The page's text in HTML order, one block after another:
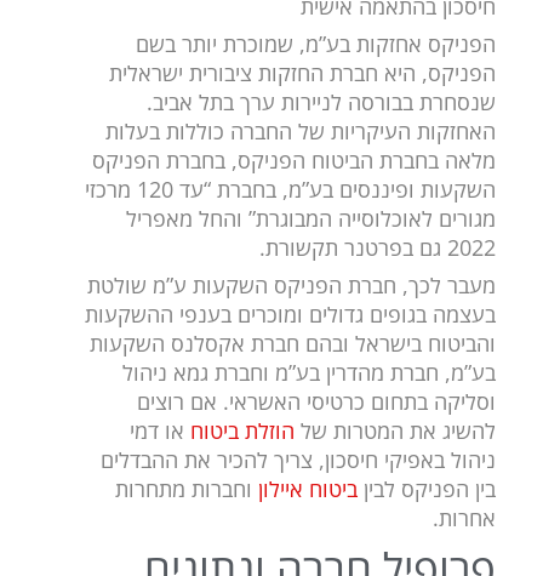
חיסכון בהתאמה אישית
הפניקס אחזקות בע”מ, שמוכרת יותר בשם
הפניקס, היא חברת החזקות ציבורית ישראלית
שנסחרת בבורסה לניירות ערך בתל אביב.
האחזקות העיקריות של החברה כוללות בעלות
מלאה בחברת הביטוח הפניקס, בחברת הפניקס
השקעות ופיננסים בע”מ, בחברת “עד 120 מרכזי
מגורים לאוכלוסייה המבוגרת” והחל מאפריל
2022 גם בפרטנר תקשורת.
מעבר לכך, חברת הפניקס השקעות ע”מ שולטת
בעצמה בגופים גדולים ומוכרים בענפי ההשקעות
והביטוח בישראל ובהם חברת אקסלנס השקעות
בע”מ, חברת מהדרין בע”מ וחברת גמא ניהול
וסליקה בתחום כרטיסי האשראי. אם רוצים
להשיג את המטרות של הוזלת ביטוח או דמי
ניהול באפיקי חיסכון, צריך להכיר את ההבדלים
בין הפניקס לבין ביטוח איילון וחברות מתחרות
אחרות.